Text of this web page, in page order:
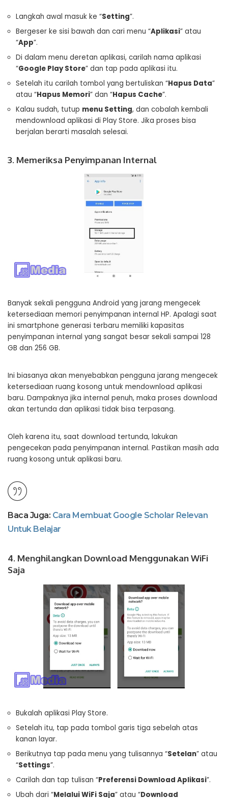
Langkah awal masuk ke “Setting”.
Bergeser ke sisi bawah dan cari menu “Aplikasi” atau
“App”.
Di dalam menu deretan aplikasi, carilah nama aplikasi
“Google Play Store” dan tap pada aplikasi itu.
Setelah itu carilah tombol yang bertuliskan “Hapus Data”
atau “Hapus Memori” dan “Hapus Cache”.
Kalau sudah, tutup menu Setting, dan cobalah kembali
mendownload aplikasi di Play Store. Jika proses bisa
berjalan berarti masalah selesai.
3. Memeriksa Penyimpanan Internal
Banyak sekali pengguna Android yang jarang mengecek
ketersediaan memori penyimpanan internal HP. Apalagi saat
ini smartphone generasi terbaru memiliki kapasitas
penyimpanan internal yang sangat besar sekali sampai 128
GB dan 256 GB.
Ini biasanya akan menyebabkan pengguna jarang mengecek
ketersediaan ruang kosong untuk mendownload aplikasi
baru. Dampaknya jika internal penuh, maka proses download
akan tertunda dan aplikasi tidak bisa terpasang.
Oleh karena itu, saat download tertunda, lakukan
pengecekan pada penyimpanan internal. Pastikan masih ada
ruang kosong untuk aplikasi baru.
Baca Juga: Cara Membuat Google Scholar Relevan
Untuk Belajar
4. Menghilangkan Download Menggunakan WiFi
Saja
Bukalah aplikasi Play Store.
Setelah itu, tap pada tombol garis tiga sebelah atas
kanan layar.
Berikutnya tap pada menu yang tulisannya “Setelan” atau
“Settings”.
Carilah dan tap tulisan “Preferensi Download Aplikasi”.
Ubah dari “Melalui WiFi Saja” atau “Download